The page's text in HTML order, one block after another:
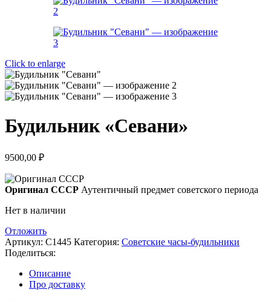
Click to enlarge
Будильник «Севани»
9500,00 ₽
Оригинал СССР Аутентичный предмет советского периода
Нет в наличии
Отложить
Артикул: С1445 Категория: Советские часы-будильники
Поделиться:
Описание
Про доставку